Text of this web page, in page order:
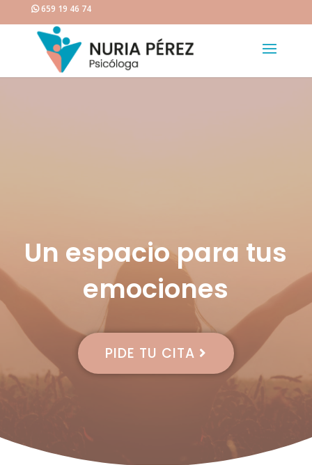
659 19 46 74
Un espacio para tus
emociones
PIDE TU CITA